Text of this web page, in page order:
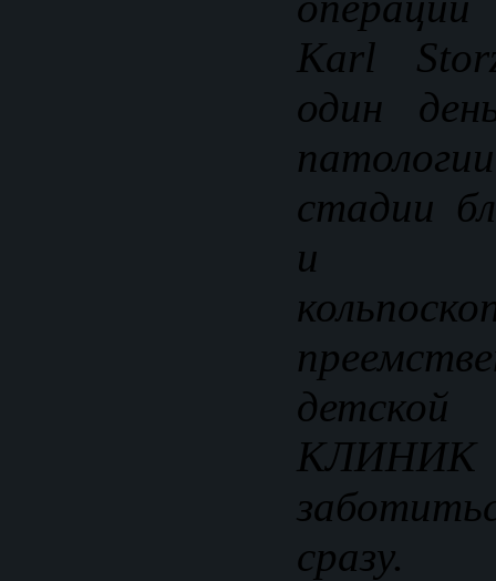
Karl
один
стадии
и
КЛИНИК
сразу.